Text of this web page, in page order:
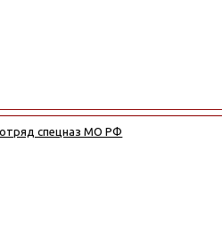
спецназ МО РФ